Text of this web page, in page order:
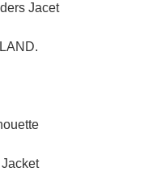
Jacet